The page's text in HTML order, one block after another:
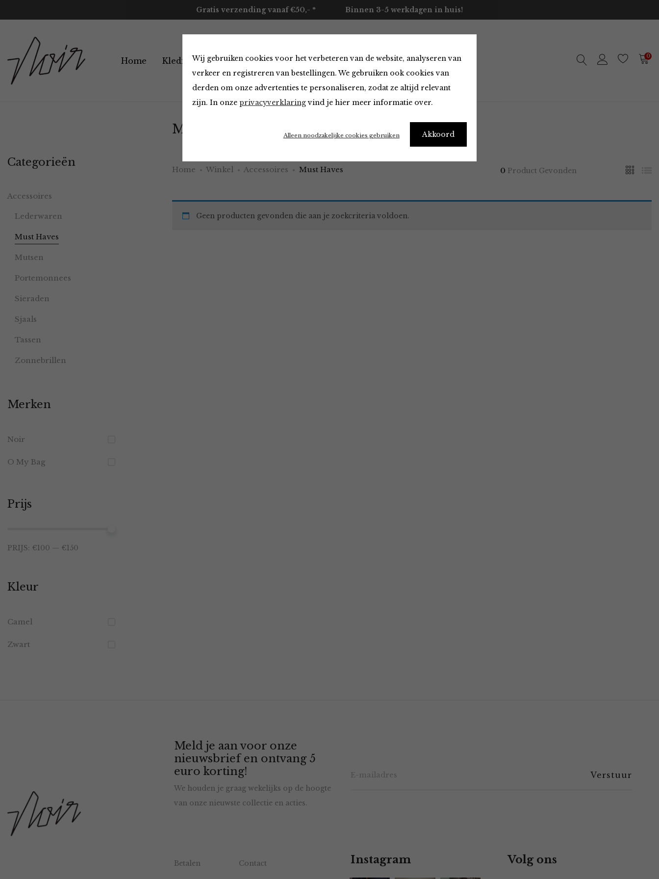
Wij gebruiken cookies voor het verbeteren van de website, analyseren van
verkeer en registreren van bestellingen. We gebruiken ook cookies van
derden om onze advertenties te personaliseren, zodat ze altijd relevant
zijn. In onze privacyverklaringvind je hier meer informatie over.
Akkoord
Alleen noodzakelijke cookies gebruiken
Gratis verzending vanaf €50,- * Binnen 3-5 werkdagen in huis!
Home Kleding Accessoires Merken Over ons Contact 0
Must Haves
Home Winkel Accessoires Must Haves 0 Product Gevonden
Geen producten gevonden die aan je zoekcriteria voldoen.
Categorieën
Accessoires
Lederwaren
Must Haves
Mutsen
Portemonnees
Sieraden
Sjaals
Tassen
Zonnebrillen
Merken
Noir
O My Bag
Prijs
PRIJS: €100 — €150
Kleur
Camel
Zwart
Meld je aan voor onze
nieuwsbrief en ontvang 5
euro korting!
We houden je graag wekelijks op de hoogte
van onze nieuwste collectie en acties.
Betalen Contact Instagram Volg ons